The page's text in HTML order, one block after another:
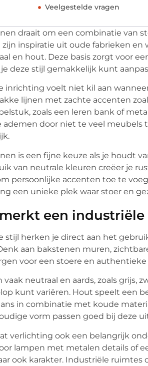
Veelgestelde vragen
draait om een combinatie van
zijn inspiratie uit oude fabrieken
en hout. Deze basis zorgt voor
deze stijl gemakkelijk kunt
inrichting voelt niet kil aan
lijnen met zachte accenten
zoals een leren bank of
ademen door niet te veel
is een fijne keuze als je houdt
van neutrale kleuren creëer je
persoonlijke accenten toe te
een unieke plek waar stoer en
een
stijl herken je direct aan het
aan bakstenen muren,
voor een stoere en authentieke
vaak neutraal en aards, zoals grijs,
kunt variëren. Hout speelt een
in combinatie met koude
vorm passen goed bij deze
verlichting ook een belangrijk
lampen met metalen details of
ook karakter. Industriële